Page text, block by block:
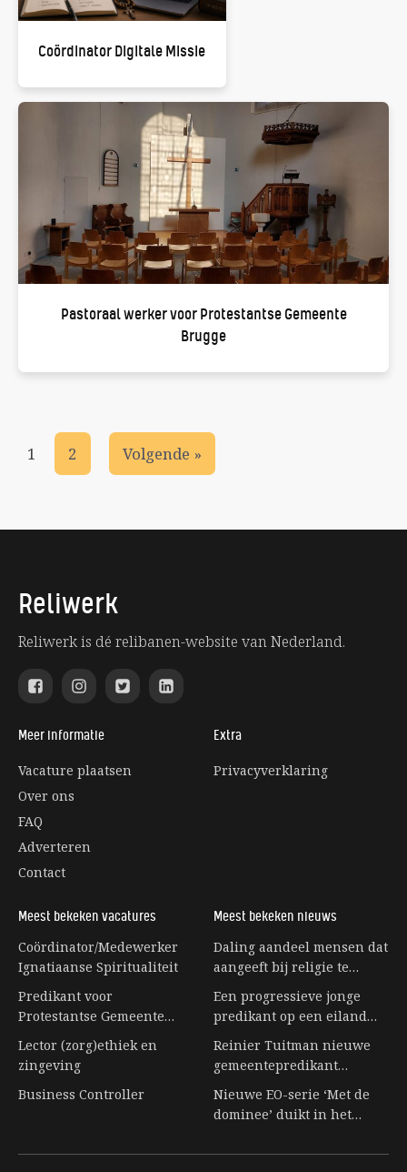
Coördinator Digitale Missie
Pastoraal werker voor Protestantse Gemeente
Brugge
1 2 Volgende »
Reliwerk
Reliwerk is dé relibanen-website van Nederland.
Meer informatie
Vacature plaatsen
Over ons
FAQ
Adverteren
Contact
Extra
Privacyverklaring
Meest bekeken vacatures
Coördinator/Medewerker
Ignatiaanse Spiritualiteit
Predikant voor
Protestantse Gemeente
Lector (zorg)ethiek en
zingeving
Business Controller
Meest bekeken nieuws
Daling aandeel mensen dat
aangeeft bij religie te
Een progressieve jonge
predikant op een eiland
Reinier Tuitman nieuwe
gemeentepredikant
Nijkleaster-Westerwert
Nieuwe EO-serie ‘Met de
dominee’ duikt in het